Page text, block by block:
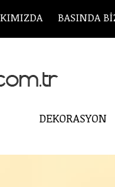
BASINDA
DEKORASYON